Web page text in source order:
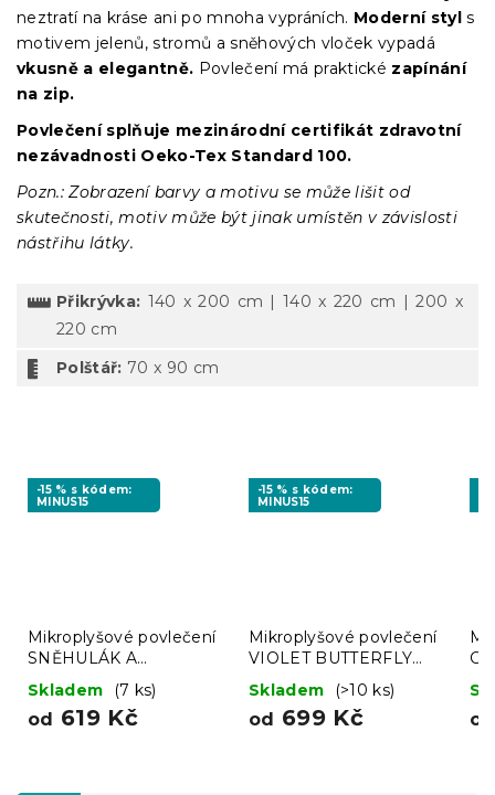
neztratí na kráse ani po mnoha vypráních. Moderní styl s
motivem jelenů, stromů a sněhových vloček vypadá
vkusně a elegantně. Povlečení má praktické zapínání
na zip.
Povlečení splňuje mezinárodní certifikát zdravotní
nezávadnosti Oeko-Tex Standard 100.
Pozn.: Zobrazení barvy a motivu se může lišit od
skutečnosti, motiv může být jinak umístěn v závislosti
nástřihu látky.
Přikrývka: 140 x 200 cm | 140 x 220 cm | 200 x
220 cm
Polštář: 70 x 90 cm
-15 % s kódem:
MINUS15
Mikroplyšové povlečení
SNĚHULÁK A
PERNÍČEK zelené
Skladem (7 ks)
od 619 Kč
-15 % s kódem:
MINUS15
Mikroplyšové povlečení
VIOLET BUTTERFLY
tmavě modré
Skladem (>10 ks)
od 699 Kč od